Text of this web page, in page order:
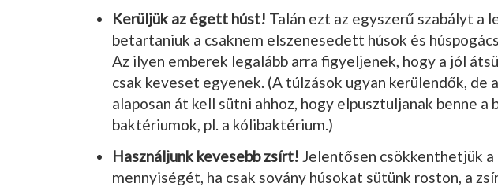
Kerüljük az égett húst! Talán ezt az egy­szerű szabályt a
betartaniuk a csaknem elszenesedett húsok és
Az ilyen emberek legalább arra figyeljenek, hogy a jól
csak keveset egyenek. (A túlzások ugyan kerülendők, de
alaposan át kell sütni ahhoz, hogy elpusztuljanak benne
baktériumok, pl. a kólibaktérium.)
Használjunk kevesebb zsírt! Jelentősen csökkenthetjük
mennyiségét, ha csak sovány húsokat sütünk roston, a